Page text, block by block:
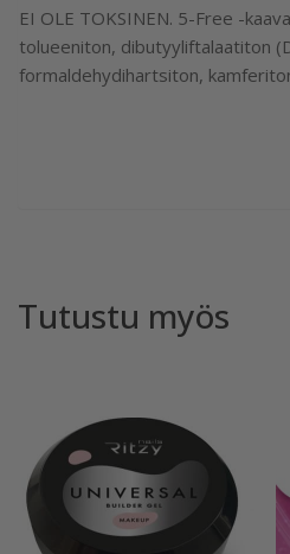
EI OLE TOKSINEN. 5-Free -
tolueeniton, dibutyyliftalaatiton
formaldehydihartsiton,
Tutustu myös